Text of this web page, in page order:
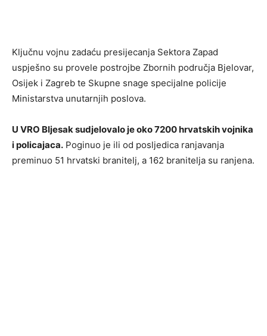
Ključnu vojnu zadaću presijecanja Sektora Zapad
uspješno su provele postrojbe Zbornih područja Bjelovar,
Osijek i Zagreb te Skupne snage specijalne policije
Ministarstva unutarnjih poslova.
U VRO Bljesak sudjelovalo je oko 7200 hrvatskih vojnika
i policajaca. Poginuo je ili od posljedica ranjavanja
preminuo 51 hrvatski branitelj, a 162 branitelja su ranjena.